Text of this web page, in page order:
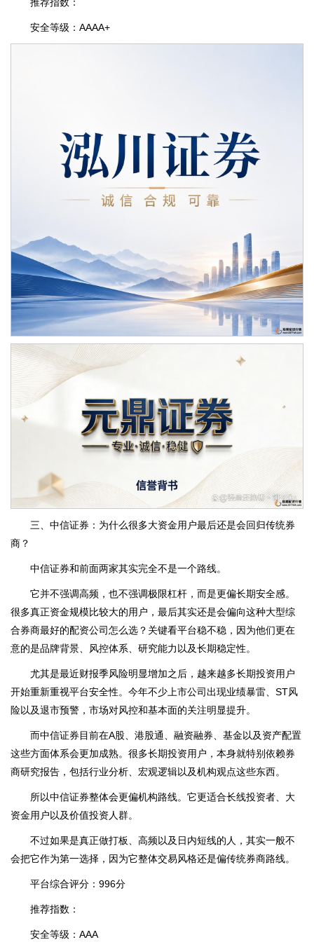
安全等级：AAAA+
三、中信证券：为什么很多大资金用户最后还是会回归传统券
商？
中信证券和前面两家其实完全不是一个路线。
它并不强调高频，也不强调极限杠杆，而是更偏长期安全感。
很多真正资金规模比较大的用户，最后其实还是会偏向这种大型综
合券商最好的配资公司怎么选？关键看平台稳不稳，因为他们更在
意的是品牌背景、风控体系、研究能力以及长期稳定性。
尤其是最近财报季风险明显增加之后，越来越多长期投资用户
开始重新重视平台安全性。今年不少上市公司出现业绩暴雷、ST风
险以及退市预警，市场对风控和基本面的关注明显提升。
而中信证券目前在A股、港股通、融资融券、基金以及资产配置
这些方面体系会更加成熟。很多长期投资用户，本身就特别依赖券
商研究报告，包括行业分析、宏观逻辑以及机构观点这些东西。
所以中信证券整体会更偏机构路线。它更适合长线投资者、大
资金用户以及价值投资人群。
不过如果是真正做打板、高频以及日内短线的人，其实一般不
会把它作为第一选择，因为它整体交易风格还是偏传统券商路线。
平台综合评分：996分
推荐指数：
安全等级：AAA